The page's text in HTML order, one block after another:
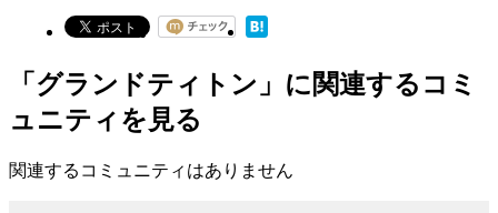
「グランドティトン」に関連するコミ
ュニティを見る
関連するコミュニティはありません